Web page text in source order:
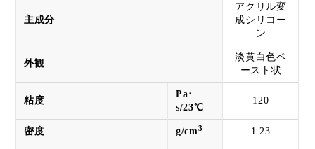
主成分
アクリル変
成シリコー
ン
外観
淡黄白色ペ
ースト状
粘度
Pa･
s/23℃
120
密度 g/cm3 1.23